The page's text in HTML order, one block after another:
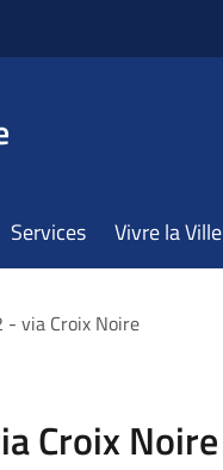
Services Vivre la Ville
- via Croix Noire
Croix Noire